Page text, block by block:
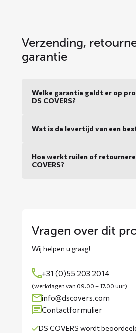
Verzending,
garantie
Welke garantie geldt er op
DS COVERS?
Wat is de levertijd van een
Hoe werkt ruilen of
COVERS?
Vragen over dit
Wij helpen u graag!
+31 (0)55 203 2014
(werkdagen van 09.00 – 17.00 uur)
info@dscovers.com
Contactformulier
DS COVERS wordt